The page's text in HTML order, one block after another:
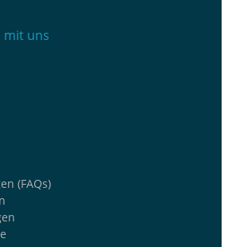
mit uns
(FAQs)